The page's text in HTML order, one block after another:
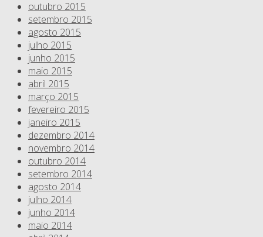
outubro 2015
setembro 2015
agosto 2015
julho 2015
junho 2015
maio 2015
abril 2015
março 2015
fevereiro 2015
janeiro 2015
dezembro 2014
novembro 2014
outubro 2014
setembro 2014
agosto 2014
julho 2014
junho 2014
maio 2014